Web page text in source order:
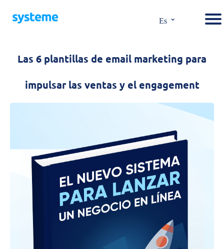
Es ⌄
Las 6 plantillas de email marketing para
impulsar las ventas y el engagement